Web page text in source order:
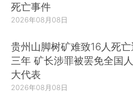
死亡事件
2026年08月08日
贵州山脚树矿难致16人死亡
三年 矿长涉罪被罢免全国人
大代表
2026年08月08日